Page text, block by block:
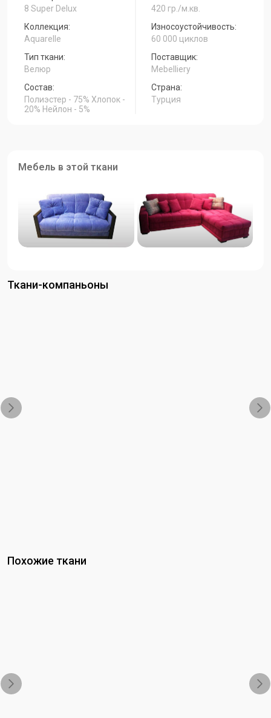
8 Super Delux
420 гр./м.кв.
Коллекция:
Aquarelle
Износоустойчивость:
60 000 циклов
Тип ткани:
Велюр
Поставщик:
Mebelliery
Состав:
Полиэстер - 75% Хлопок -
20% Нейлон - 5%
Страна:
Турция
Мебель в этой ткани
Ткани-компаньоны
Похожие ткани